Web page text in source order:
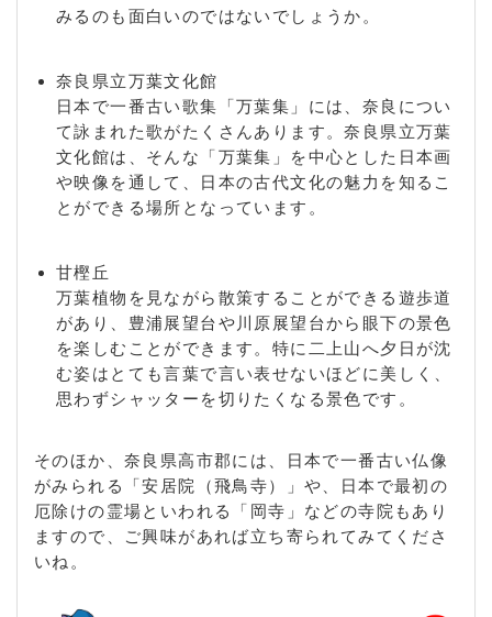
みるのも面白いのではないでしょうか。
奈良県立万葉文化館
日本で一番古い歌集「万葉集」には、奈良につい
て詠まれた歌がたくさんあります。奈良県立万葉
文化館は、そんな「万葉集」を中心とした日本画
や映像を通して、日本の古代文化の魅力を知るこ
とができる場所となっています。
甘樫丘
万葉植物を見ながら散策することができる遊歩道
があり、豊浦展望台や川原展望台から眼下の景色
を楽しむことができます。特に二上山へ夕日が沈
む姿はとても言葉で言い表せないほどに美しく、
思わずシャッターを切りたくなる景色です。
そのほか、奈良県高市郡には、日本で一番古い仏像
がみられる「安居院（飛鳥寺）」や、日本で最初の
厄除けの霊場といわれる「岡寺」などの寺院もあり
ますので、ご興味があれば立ち寄られてみてくださ
いね。